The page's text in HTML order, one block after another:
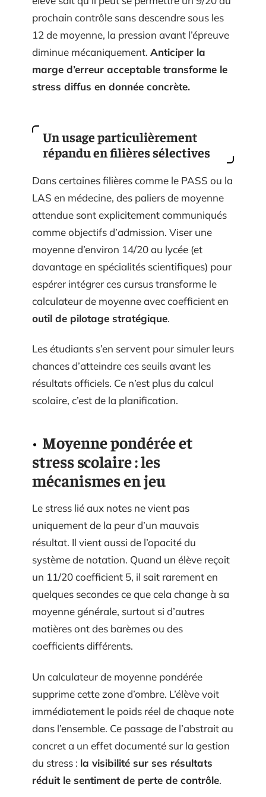
prochain contrôle sans descendre sous les
12 de moyenne, la pression avant l’épreuve
diminue mécaniquement. Anticiper la
marge d’erreur acceptable transforme le
stress diffus en donnée concrète.
Un usage particulièrement
répandu en filières sélectives
Dans certaines filières comme le PASS ou la
LAS en médecine, des paliers de moyenne
attendue sont explicitement communiqués
comme objectifs d’admission. Viser une
moyenne d’environ 14/20 au lycée (et
davantage en spécialités scientifiques) pour
espérer intégrer ces cursus transforme le
calculateur de moyenne avec coefficient en
outil de pilotage stratégique.
Les étudiants s’en servent pour simuler leurs
chances d’atteindre ces seuils avant les
résultats officiels. Ce n’est plus du calcul
scolaire, c’est de la planification.
Moyenne pondérée et
stress scolaire : les
mécanismes en jeu
Le stress lié aux notes ne vient pas
uniquement de la peur d’un mauvais
résultat. Il vient aussi de l’opacité du
système de notation. Quand un élève reçoit
un 11/20 coefficient 5, il sait rarement en
quelques secondes ce que cela change à sa
moyenne générale, surtout si d’autres
matières ont des barèmes ou des
coefficients différents.
Un calculateur de moyenne pondérée
supprime cette zone d’ombre. L’élève voit
immédiatement le poids réel de chaque note
dans l’ensemble. Ce passage de l’abstrait au
concret a un effet documenté sur la gestion
du stress : la visibilité sur ses résultats
réduit le sentiment de perte de contrôle.